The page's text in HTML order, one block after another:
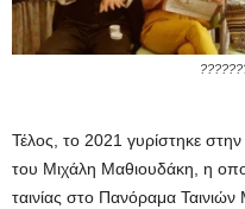
Τέλος, το 2021 γυρίστηκε
του Μιχάλη Μαθιουδάκη, η
ταινίας στο Πανόραμα